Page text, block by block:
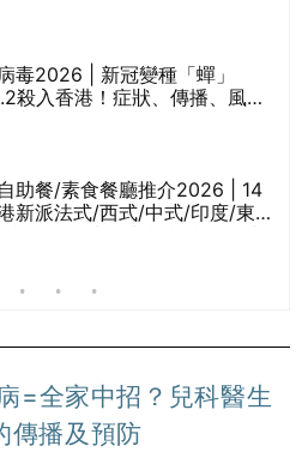
毒2026 | 新冠變種「蟬」
殺入香港！症狀、傳播、風險
助餐/素食餐廳推介2026 | 14
新派法式/西式/中式/印度/東南
=全家中招？兒科醫生
傳播及預防